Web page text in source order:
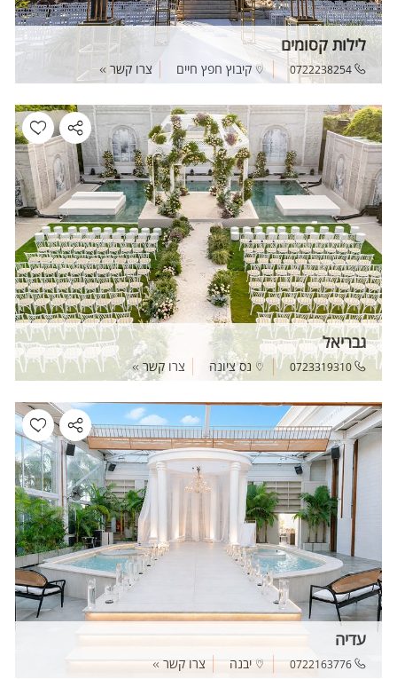
לילות קסומים
0722238254 קיבוץ חפץ חיים צרו קשר
גבריאל
0723319310 נס ציונה צרו קשר
עדיה
0722163776 יבנה צרו קשר